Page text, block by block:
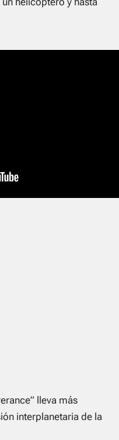
lleva más
interplanetaria de la